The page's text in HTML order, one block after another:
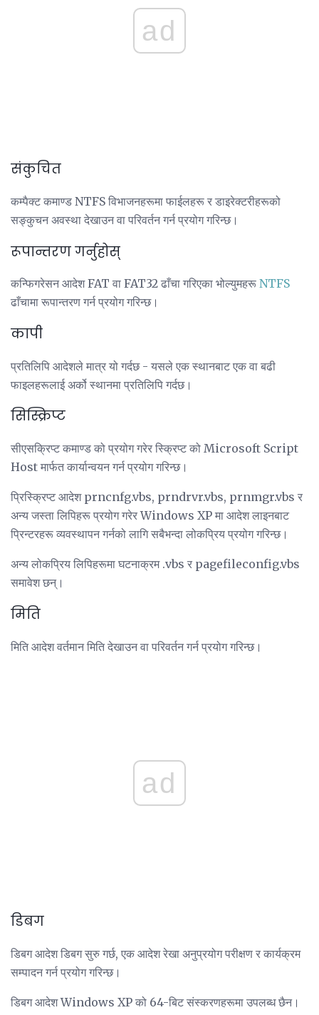
ad
संकुचित
कम्पैक्ट कमाण्ड NTFS विभाजनहरूमा फाईलहरू र डाइरेक्टरीहरूको
सङ्कुचन अवस्था देखाउन वा परिवर्तन गर्न प्रयोग गरिन्छ।
रूपान्तरण गर्नुहोस्
कन्फिगरेसन आदेश FAT वा FAT32 ढाँचा गरिएका भोल्युमहरू NTFS
ढाँचामा रूपान्तरण गर्न प्रयोग गरिन्छ।
कापी
प्रतिलिपि आदेशले मात्र यो गर्दछ - यसले एक स्थानबाट एक वा बढी
फाइलहरूलाई अर्को स्थानमा प्रतिलिपि गर्दछ।
सिस्क्रिप्ट
सीएसक्रिप्ट कमाण्ड को प्रयोग गरेर स्क्रिप्ट को Microsoft Script
Host मार्फत कार्यान्वयन गर्न प्रयोग गरिन्छ।
प्रिस्क्रिप्ट आदेश prncnfg.vbs, prndrvr.vbs, prnmgr.vbs र
अन्य जस्ता लिपिहरू प्रयोग गरेर Windows XP मा आदेश लाइनबाट
प्रिन्टरहरू व्यवस्थापन गर्नको लागि सबैभन्दा लोकप्रिय प्रयोग गरिन्छ।
अन्य लोकप्रिय लिपिहरूमा घटनाक्रम .vbs र pagefileconfig.vbs
समावेश छन्।
मिति
मिति आदेश वर्तमान मिति देखाउन वा परिवर्तन गर्न प्रयोग गरिन्छ।
ad
डिबग
डिबग आदेश डिबग सुरु गर्छ, एक आदेश रेखा अनुप्रयोग परीक्षण र कार्यक्रम
सम्पादन गर्न प्रयोग गरिन्छ।
डिबग आदेश Windows XP को 64-बिट संस्करणहरूमा उपलब्ध छैन।